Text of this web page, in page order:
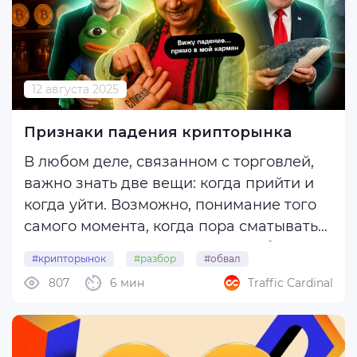
12 августа 2025
Признаки падения крипторынка
В любом деле, связанном с торговлей,
важно знать две вещи: когда прийти и
когда уйти. Возможно, понимание того
самого момента, когда пора сматывать
волатильным рынком криптовалют.
Поэтому мы собрали для вас полную
подборку признаков, которые
указывают, что ...
#крипторынок #разбор #обвал
#признаки 6 мин
807 Traffic Cardinal